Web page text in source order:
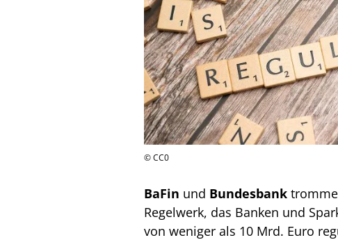
© CC0
BaFin und Bundesbank
Regelwerk, das Banken und
von weniger als 10 Mrd. Euro